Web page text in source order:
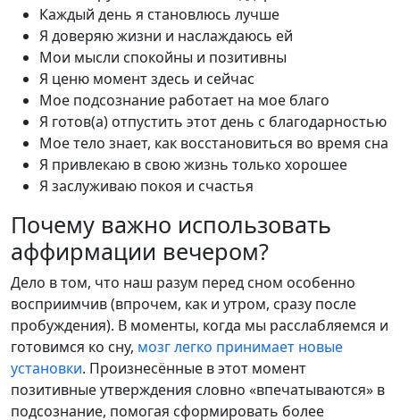
Каждый день я становлюсь лучше
Я доверяю жизни и наслаждаюсь ей
Мои мысли спокойны и позитивны
Я ценю момент здесь и сейчас
Мое подсознание работает на мое благо
Я готов(а) отпустить этот день с благодарностью
Мое тело знает, как восстановиться во время сна
Я привлекаю в свою жизнь только хорошее
Я заслуживаю покоя и счастья
Почему важно использовать
аффирмации вечером?
Дело в том, что наш разум перед сном особенно
восприимчив (впрочем, как и утром, сразу после
пробуждения). В моменты, когда мы расслабляемся и
готовимся ко сну, мозг легко принимает новые
установки. Произнесённые в этот момент
позитивные утверждения словно «впечатываются» в
подсознание, помогая сформировать более